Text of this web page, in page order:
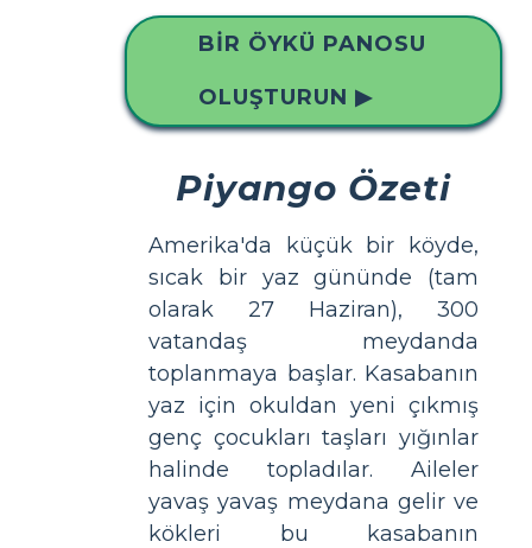
BIR ÖYKÜ PANOSU
OLUŞTURUN ▶
Piyango Özeti
Amerika'da küçük bir köyde,
sıcak bir yaz gününde (tam
olarak 27 Haziran), 300
vatandaş meydanda
toplanmaya başlar. Kasabanın
yaz için okuldan yeni çıkmış
genç çocukları taşları yığınlar
halinde topladılar. Aileler
yavaş yavaş meydana gelir ve
kökleri bu kasabanın